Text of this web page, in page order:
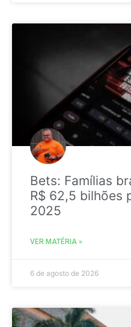
Bets: Famílias
R$ 62,5 bilhões
2025
VER MATÉRIA »
6 de agosto de 2026